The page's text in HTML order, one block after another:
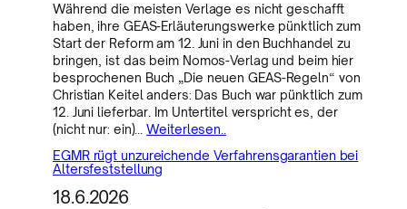
Während die meisten Verlage es nicht geschafft
haben, ihre GEAS-Erläuterungswerke pünktlich zum
Start der Reform am 12. Juni in den Buchhandel zu
bringen, ist das beim Nomos-Verlag und beim hier
besprochenen Buch „Die neuen GEAS-Regeln“ von
Christian Keitel anders: Das Buch war pünktlich zum
12. Juni lieferbar. Im Untertitel verspricht es, der
(nicht nur: ein)…Weiterlesen..
EGMR rügt unzureichende Verfahrensgarantien bei
Altersfeststellung
18.6.2026